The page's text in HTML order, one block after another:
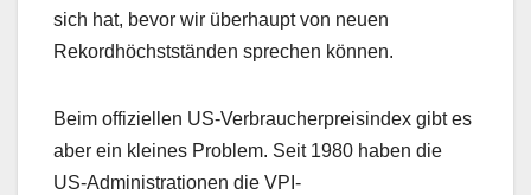
sich hat, bevor wir überhaupt von neuen
Rekordhöchstständen sprechen können.
Beim offiziellen US-Verbraucherpreisindex gibt es
aber ein kleines Problem. Seit 1980 haben die
US-Administrationen die VPI-